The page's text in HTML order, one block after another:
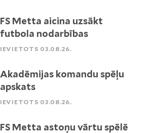
FS Metta aicina uzsākt
futbola nodarbības
IEVIETOTS 03.08.26.
Akadēmijas komandu spēļu
apskats
IEVIETOTS 03.08.26.
FS Metta astoņu vārtu spēlē